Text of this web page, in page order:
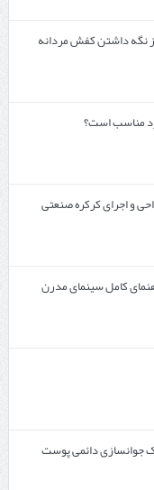
نگه داشتن کفش مردانه
مناسب است؟
و اجرای کرکره صنعتی
کامل سینمای مدرن
جوانسازی دائمی پوست